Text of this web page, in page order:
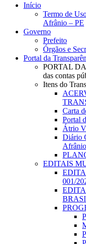
Close
Início
Termo de
Afrânio – PE
Governo
Prefeito
Órgãos e
Portal da
PORTAL
das contas
Itens do
Carta
Portal
Átrio
Diário
EDITAIS
001/